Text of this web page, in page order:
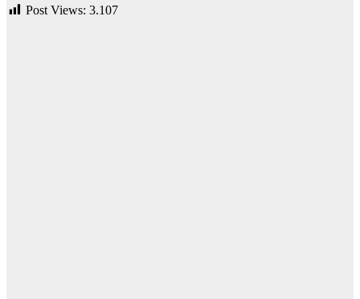
Post Views: 3.107